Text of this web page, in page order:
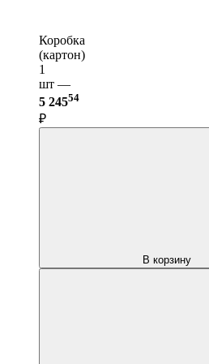
Коробка
(картон)
1
шт —
5 24554
₽
В корзину